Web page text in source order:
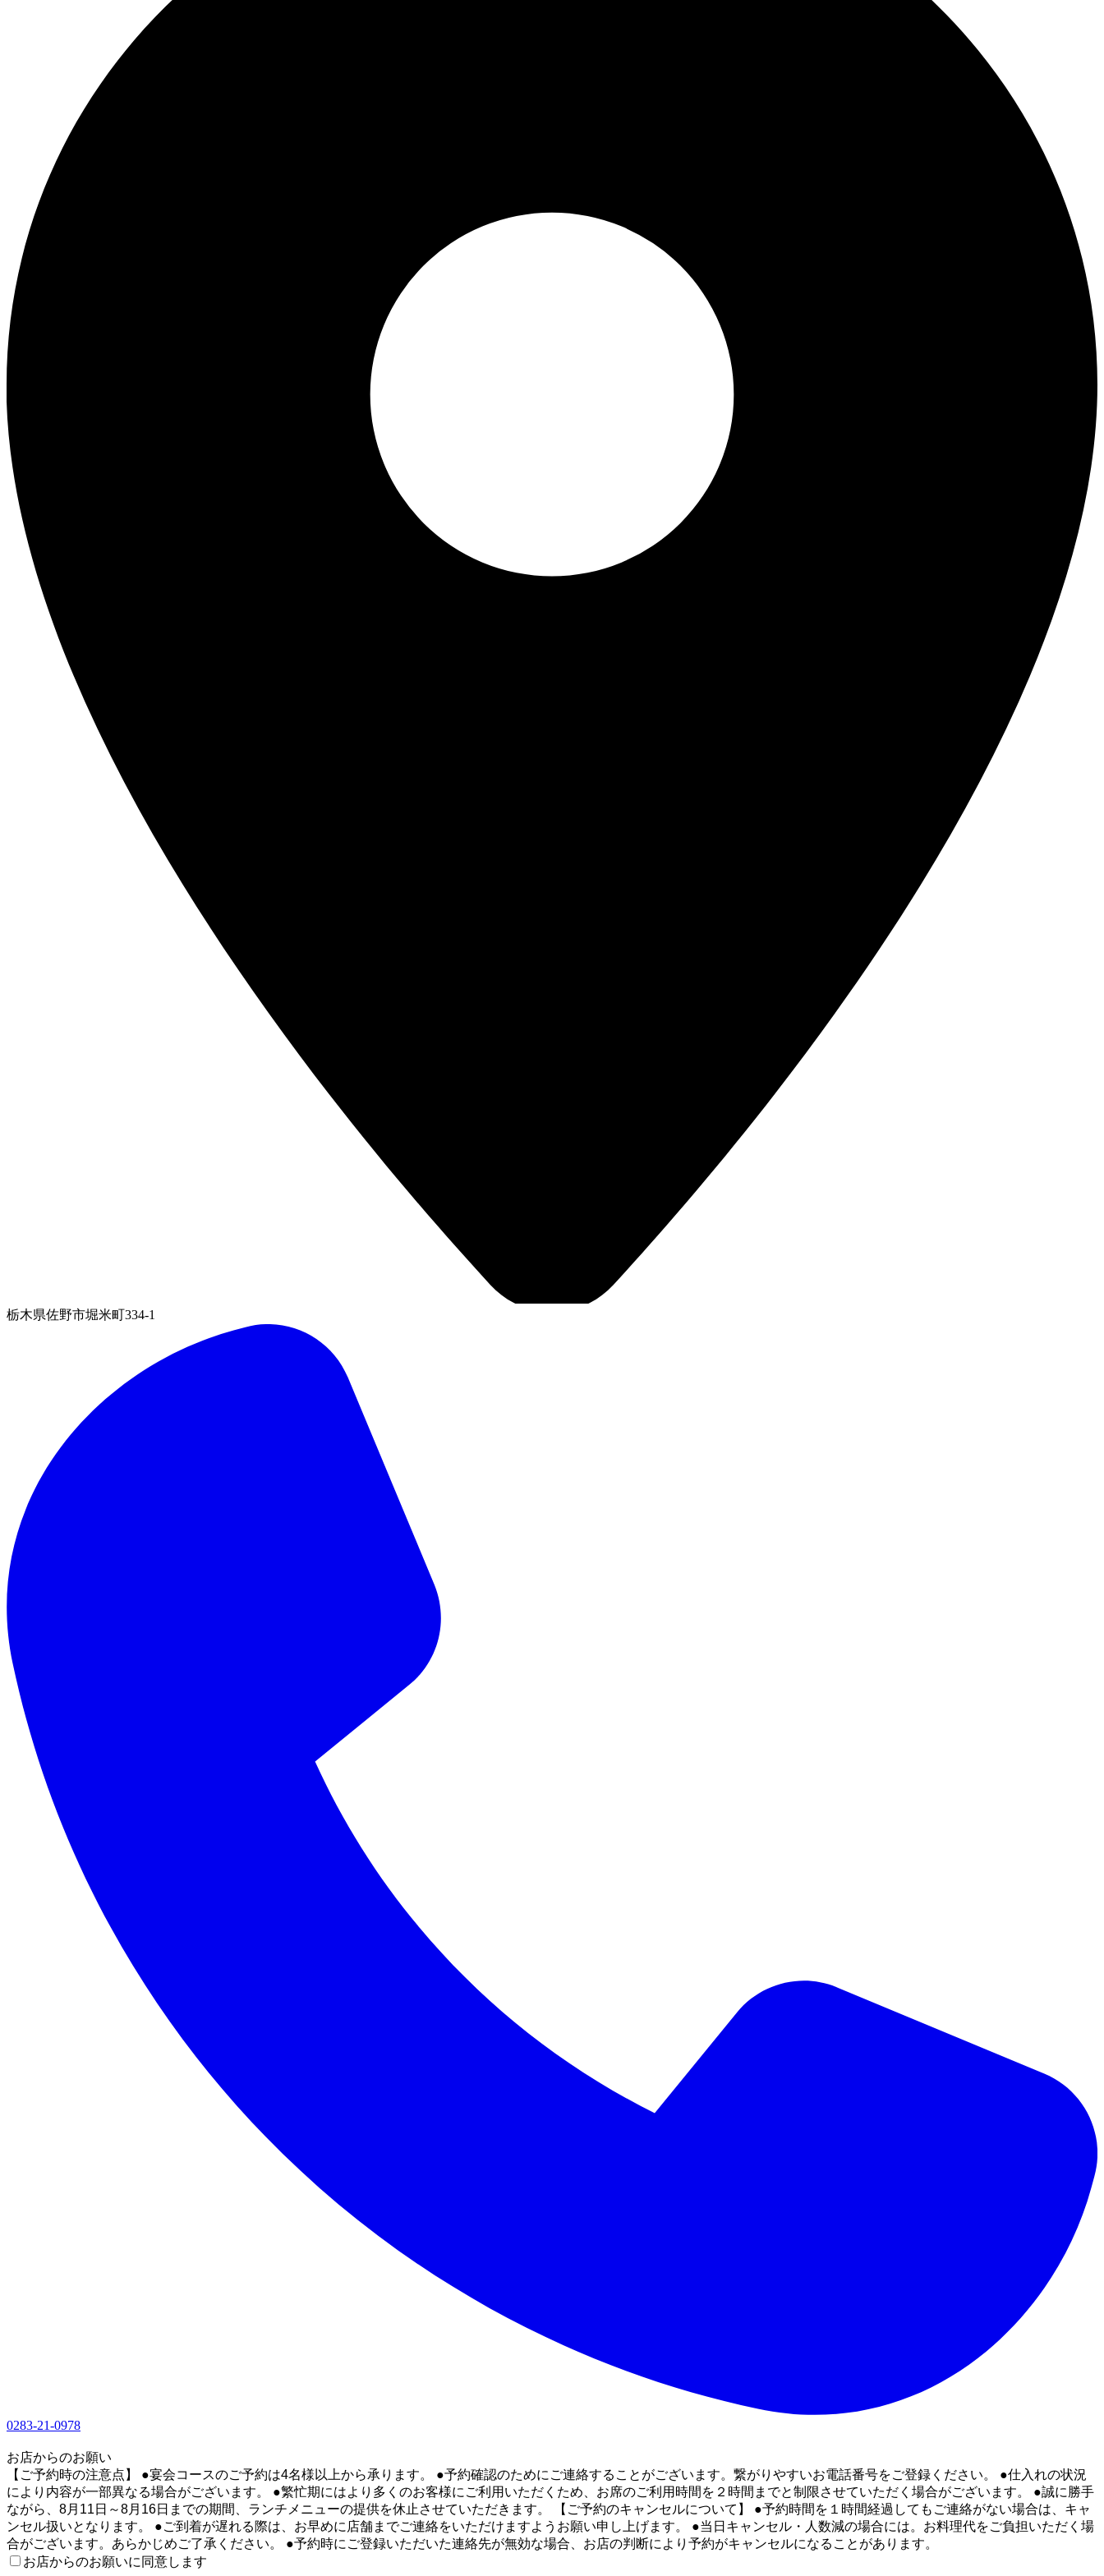
栃木県佐野市堀米町334-1
0283-21-0978
お店からのお願い
【ご予約時の注意点】 ●宴会コースのご予約は4名様以上から承ります。 ●予約確認のためにご連絡することがございます。繋がりやすいお電話番号をご登録ください。 ●仕入れの状況
により内容が一部異なる場合がございます。 ●繁忙期にはより多くのお客様にご利用いただくため、お席のご利用時間を２時間までと制限させていただく場合がございます。 ●誠に勝手
ながら、8月11日～8月16日までの期間、ランチメニューの提供を休止させていただきます。 【ご予約のキャンセルについて】 ●予約時間を１時間経過してもご連絡がない場合は、キャ
ンセル扱いとなります。 ●ご到着が遅れる際は、お早めに店舗までご連絡をいただけますようお願い申し上げます。 ●当日キャンセル・人数減の場合には。お料理代をご負担いただく場
合がございます。あらかじめご了承ください。 ●予約時にご登録いただいた連絡先が無効な場合、お店の判断により予約がキャンセルになることがあります。
お店からのお願いに同意します